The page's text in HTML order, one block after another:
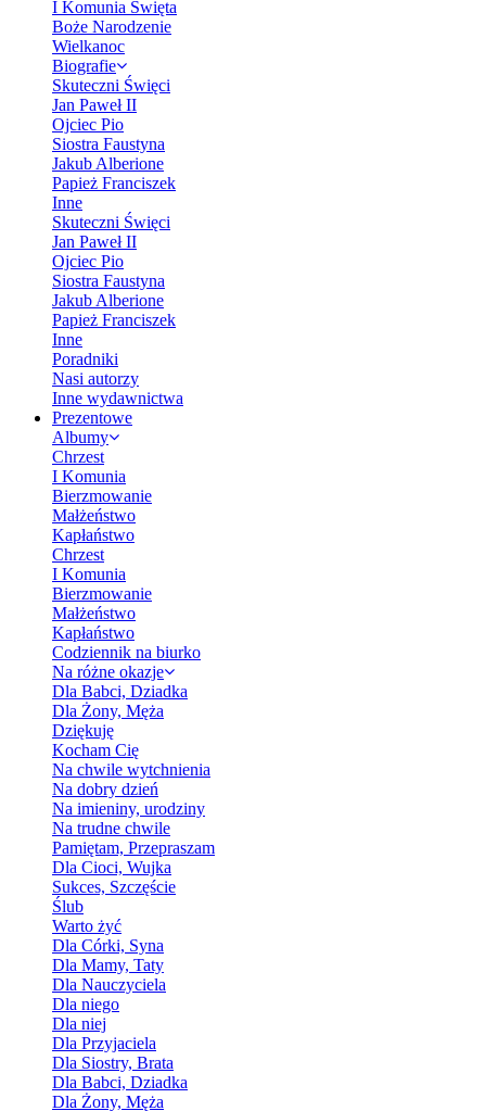
I Komunia Święta
Boże Narodzenie
Wielkanoc
Biografie
Skuteczni Święci
Jan Paweł II
Ojciec Pio
Siostra Faustyna
Jakub Alberione
Papież Franciszek
Inne
Skuteczni Święci
Jan Paweł II
Ojciec Pio
Siostra Faustyna
Jakub Alberione
Papież Franciszek
Inne
Poradniki
Nasi autorzy
Inne wydawnictwa
Prezentowe
Albumy
Chrzest
I Komunia
Bierzmowanie
Małżeństwo
Kapłaństwo
Chrzest
I Komunia
Bierzmowanie
Małżeństwo
Kapłaństwo
Codziennik na biurko
Na różne okazje
Dla Babci, Dziadka
Dla Żony, Męża
Dziękuję
Kocham Cię
Na chwile wytchnienia
Na dobry dzień
Na imieniny, urodziny
Na trudne chwile
Pamiętam, Przepraszam
Dla Cioci, Wujka
Sukces, Szczęście
Ślub
Warto żyć
Dla Córki, Syna
Dla Mamy, Taty
Dla Nauczyciela
Dla niego
Dla niej
Dla Przyjaciela
Dla Siostry, Brata
Dla Babci, Dziadka
Dla Żony, Męża